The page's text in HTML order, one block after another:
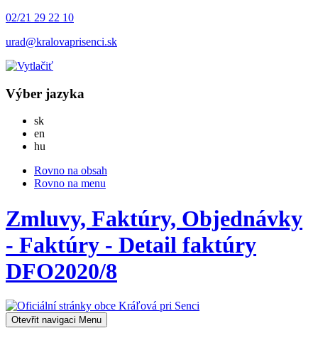
02/21 29 22 10
urad@kralovaprisenci.sk
Výber jazyka
skSlovensky
en
hu
Rovno na obsah
Rovno na menu
Zmluvy, Faktúry, Objednávky
- Faktúry - Detail faktúry
DFO2020/8
Otevřit navigaci Menu